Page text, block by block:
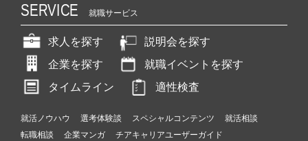
SERVICE 就職サービス
求人を探す
説明会を探す
企業を探す
就職イベントを探す
タイムライン
適性検査
就活ノウハウ 選考体験談 スペシャルコンテンツ
就活相談
転職相談
企業マンガ チアキャリアユーザーガイド